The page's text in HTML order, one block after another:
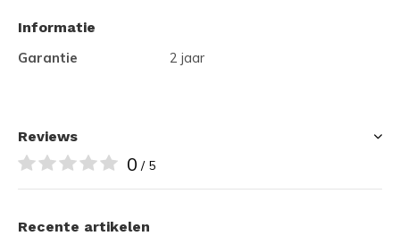
Informatie
Garantie
2 jaar
Reviews
0 / 5
Recente artikelen